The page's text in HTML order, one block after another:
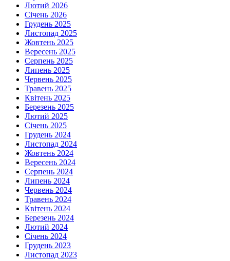
Лютий 2026
Січень 2026
Грудень 2025
Листопад 2025
Жовтень 2025
Вересень 2025
Серпень 2025
Липень 2025
Червень 2025
Травень 2025
Квітень 2025
Березень 2025
Лютий 2025
Січень 2025
Грудень 2024
Листопад 2024
Жовтень 2024
Вересень 2024
Серпень 2024
Липень 2024
Червень 2024
Травень 2024
Квітень 2024
Березень 2024
Лютий 2024
Січень 2024
Грудень 2023
Листопад 2023